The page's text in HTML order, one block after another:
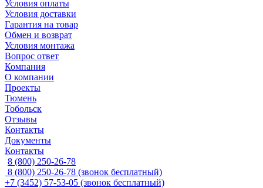
Условия оплаты
Условия доставки
Гарантия на товар
Обмен и возврат
Условия монтажа
Вопрос ответ
Компания
О компании
Проекты
Тюмень
Тобольск
Отзывы
Контакты
Документы
Контакты
8 (800) 250-26-78
8 (800) 250-26-78 (звонок бесплатный)
+7 (3452) 57-53-05 (звонок бесплатный)